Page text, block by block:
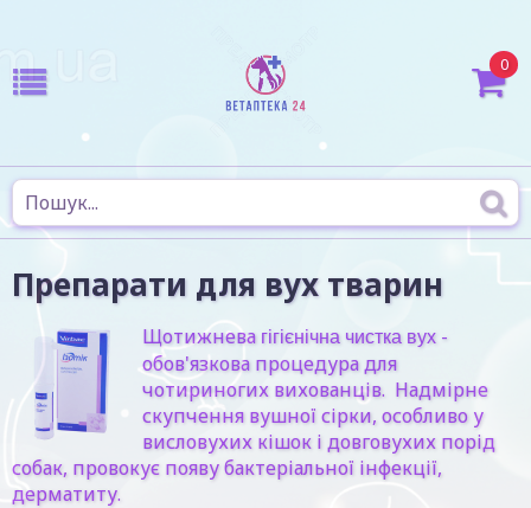
0
Препарати для вух тварин
Щотижнева гігієнічна чистка вух -
обов'язкова процедура для
чотириногих вихованців. Надмірне
скупчення вушної сірки, особливо у
висловухих кішок і довговухих порід
собак, провокує появу бактеріальної інфекції,
дерматиту.